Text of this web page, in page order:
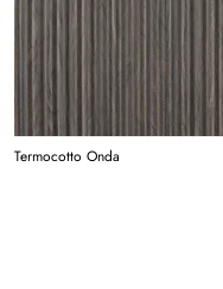
Termocotto Onda